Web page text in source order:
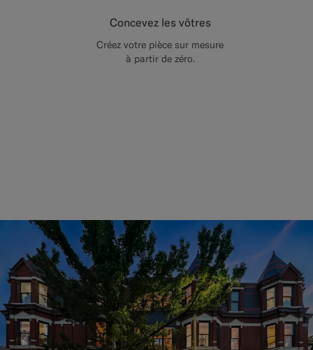
Concevez les vôtres
Créez votre pièce sur mesure
à partir de zéro.